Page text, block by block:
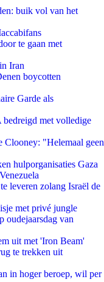
buik vol van het
te gaan met
Iran
boycotten
Garde als
bedreigd met volledige
Clooney: "Helemaal geen
hulporganisaties Gaza
leveren zolang Israël de
met privé jungle
oudejaarsdag van
uit met 'Iron Beam'
te trekken uit
in hoger beroep, wil per